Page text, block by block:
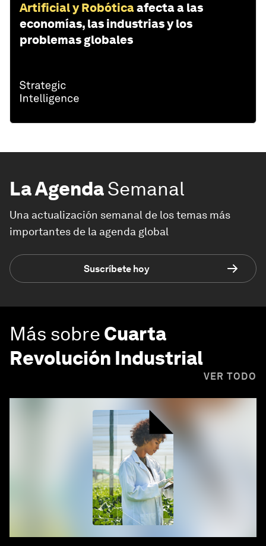
Artificial y Robóticaafecta a las
economías, las industrias y los
problemas globales
La AgendaSemanal
Una actualización semanal de los temas más
importantes de la agenda global
Suscríbete hoy
Más sobre Cuarta
Revolución Industrial
VER TODO